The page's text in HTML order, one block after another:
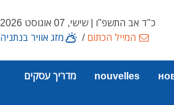
כ"ד אב התשפ"ו | שישי, 07 אוגוסט 2026
המייל הכתום/ מזג אוויר בנתניה
nouvelles מדריך עסקים